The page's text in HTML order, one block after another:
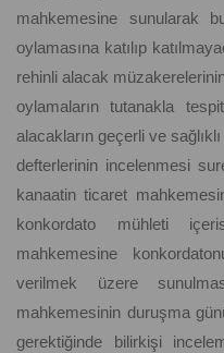
mahkemesine sunularak
oylamasına katılıp
rehinli alacak
oylamaların tutanakla
alacakların geçerli ve
defterlerinin incelenmesi
kanaatin ticaret
konkordato mühleti
mahkemesine
verilmek üzere
mahkemesinin duruşma
gerektiğinde bilirkişi